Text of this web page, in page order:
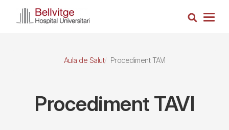
Cerca
Aula de Salut Procediment TAVI
Procediment TAVI